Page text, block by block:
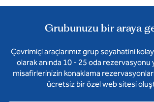
Grubunuzu bir araya
Çevrimiçi araçlarımız grup seyahatini
olarak anında 10 - 25 oda rezervasyonu
misafirlerinizin konaklama
ücretsiz bir özel web sitesi